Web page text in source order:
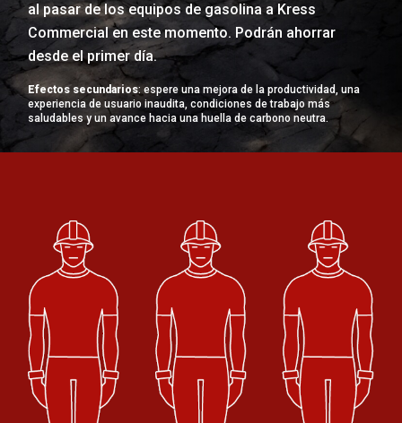
al pasar de los equipos de gasolina a Kress
Commercial en este momento. Podrán ahorrar
desde el primer día.
Efectos secundarios: espere una mejora de la productividad, una
experiencia de usuario inaudita, condiciones de trabajo más
saludables y un avance hacia una huella de carbono neutra.